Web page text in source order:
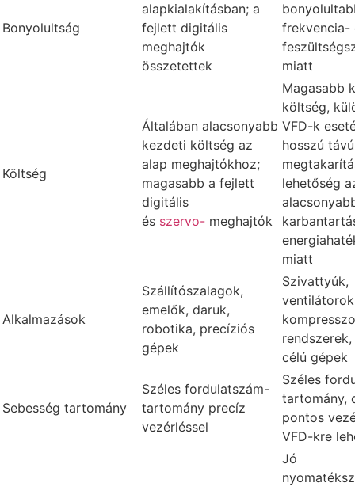
Bonyolultság
alapkialakításban; a
fejlett digitális
meghajtók
összetettek
frekvencia-
miatt
Költség
Általában alacsonyabb
kezdeti költség az
alap meghajtókhoz;
magasabb a fejlett
digitális
és szervo- meghajtók
Magasabb
költség,
VFD-k
hosszú távú
lehetőség
miatt
Alkalmazások
Szállítószalagok,
emelők, daruk,
robotika, precíziós
gépek
Szivattyúk,
célú gépek
Sebesség tartomány
Széles fordulatszám-
tartomány precíz
vezérléssel
Széles
tartomány,
pontos
VFD-kre
Jó